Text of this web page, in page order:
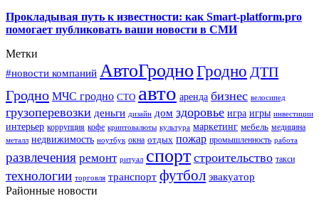
Прокладывая путь к известности: как Smart-platform.pro
помогает публиковать ваши новости в СМИ
Метки
#новости компаний АвтоГродноГродно ДТП
Гродно МЧС гродно СТО авто аренда бизнес велосипед
грузоперевозки деньги дизайн дом здоровье игра игры инвестиции
интерьер коррупция кофе криптовалюты культура маркетинг мебель медицина
металл недвижимость ноутбук окна отдых пожар промышленность работа
развлечения ремонт ритуал спорт строительство такси
технологии торговля транспорт футбол эвакуатор
Районные новости